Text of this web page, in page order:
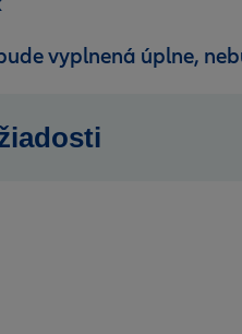
vyplnená úplne,